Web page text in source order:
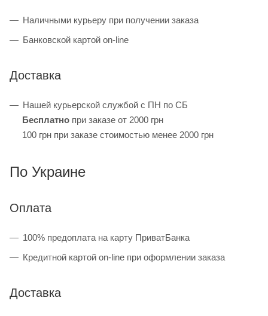
Наличными курьеру при получении заказа
Банковской картой on-line
Доставка
Нашей курьерской службой с ПН по СБ
Бесплатно при заказе от 2000 грн
100 грн при заказе стоимостью менее 2000 грн
По Украине
Оплата
100% предоплата на карту ПриватБанка
Кредитной картой on-line при оформлении заказа
Доставка